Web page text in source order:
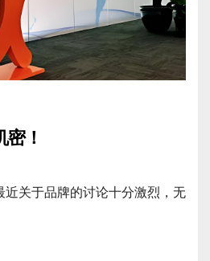
！
近关于品牌的讨论十分激烈，无